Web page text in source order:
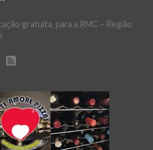
gratuita, para a RMC – Região